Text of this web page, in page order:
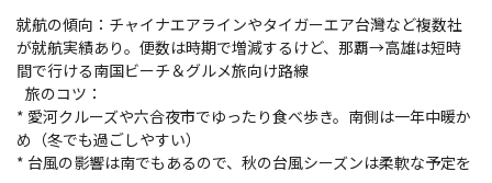
就航の傾向：チャイナエアラインやタイガーエア台灣など複数社
が就航実績あり。便数は時期で増減するけど、那覇→高雄は短時
間で行ける南国ビーチ＆グルメ旅向け路線
旅のコツ：
* 愛河クルーズや六合夜市でゆったり食べ歩き。南側は一年中暖か
め（冬でも過ごしやすい）
* 台風の影響は南でもあるので、秋の台風シーズンは柔軟な予定を